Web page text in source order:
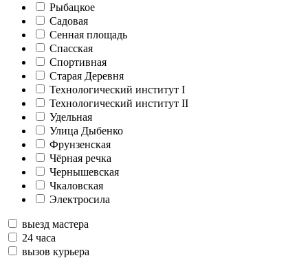
Рыбацкое
Садовая
Сенная площадь
Спасская
Спортивная
Старая Деревня
Технологический институт I
Технологический институт II
Удельная
Улица Дыбенко
Фрунзенская
Чёрная речка
Чернышевская
Чкаловская
Электросила
выезд мастера
24 часа
вызов курьера